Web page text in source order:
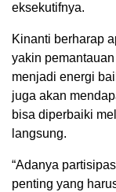
eksekutifnya.
Kinanti berharap
yakin
menjadi energi
juga akan
bisa diperbaiki
langsung.
“Adanya
penting yang